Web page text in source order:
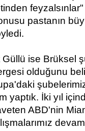
pastanın
Güllü ise Brüksel
olduğunu
yaptık. İki yıl
ABD'nin